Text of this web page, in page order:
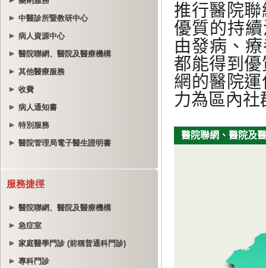
中醫診所暨教研中心
病人資源中心
醫院聯網、醫院及醫療機構
其他醫療服務
收費
病人通知書
特別服務
醫院管理局電子醫生證明書
服務捷徑
醫院聯網、醫院及醫療機構
急症室
家庭醫學門診 (前稱普通科門診)
專科門診